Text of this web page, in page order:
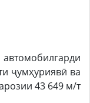
ҷумҳуриявӣ ва
43 649 м/т